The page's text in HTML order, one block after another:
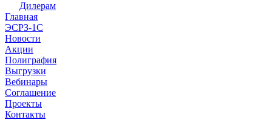
Дилерам
Главная
ЭСРЗ-1С
Новости
Акции
Полиграфия
Выгрузки
Вебинары
Соглашение
Проекты
Контакты